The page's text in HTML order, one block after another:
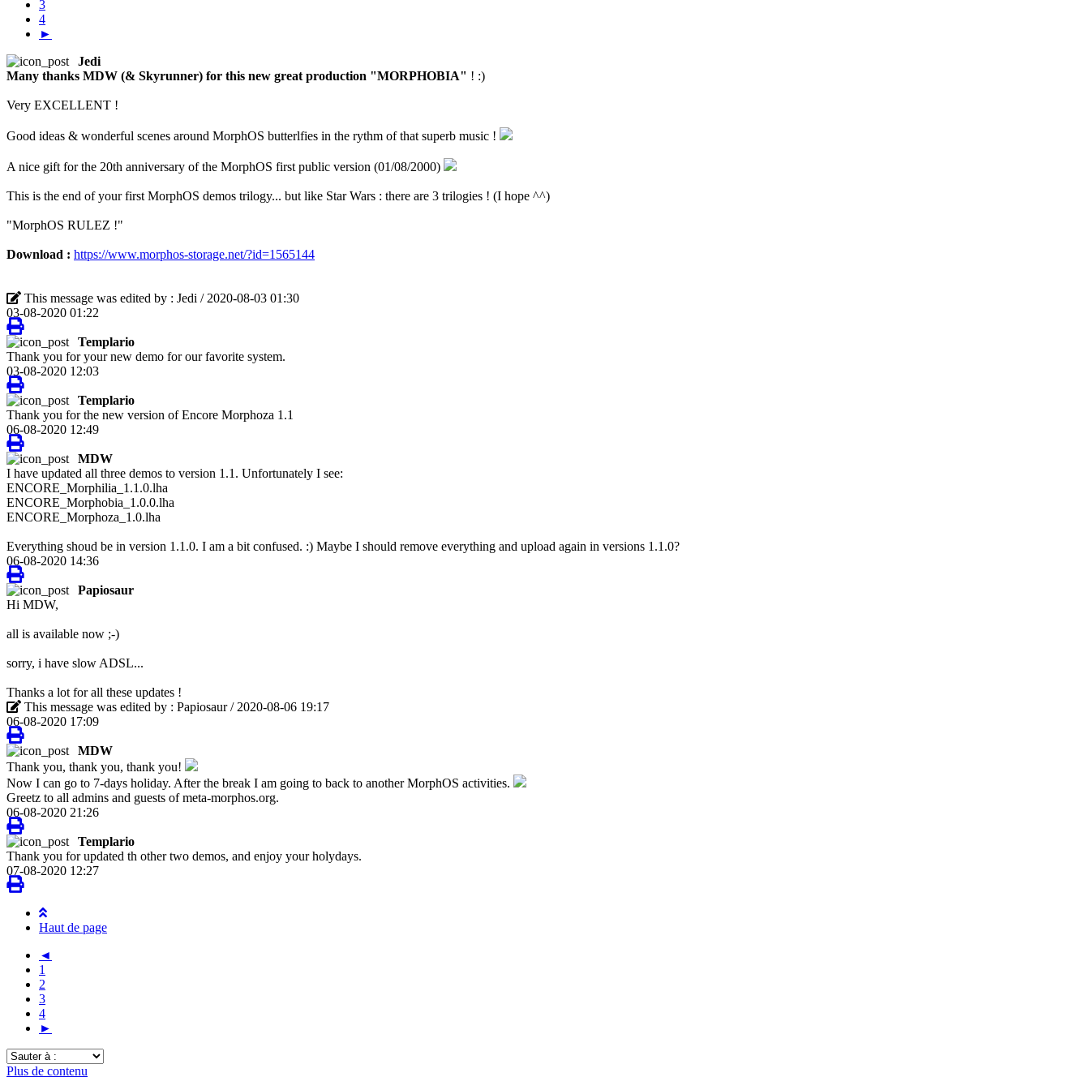
3
4
►
Jedi
Many thanks MDW (& Skyrunner) for this new great production "MORPHOBIA" ! :)
Very EXCELLENT !
Good ideas & wonderful scenes around MorphOS butterlfies in the rythm of that superb music !
A nice gift for the 20th anniversary of the MorphOS first public version (01/08/2000)
This is the end of your first MorphOS demos trilogy... but like Star Wars : there are 3 trilogies ! (I hope ^^)
"MorphOS RULEZ !"
Download : https://www.morphos-storage.net/?id=1565144
This message was edited by : Jedi / 2020-08-03 01:30
03-08-2020 01:22
Templario
Thank you for your new demo for our favorite system.
03-08-2020 12:03
Templario
Thank you for the new version of Encore Morphoza 1.1
06-08-2020 12:49
MDW
I have updated all three demos to version 1.1. Unfortunately I see:
ENCORE_Morphilia_1.1.0.lha
ENCORE_Morphobia_1.0.0.lha
ENCORE_Morphoza_1.0.lha
Everything shoud be in version 1.1.0. I am a bit confused. :) Maybe I should remove everything and upload again in versions 1.1.0?
06-08-2020 14:36
Papiosaur
Hi MDW,
all is available now ;-)
sorry, i have slow ADSL...
Thanks a lot for all these updates !
This message was edited by : Papiosaur / 2020-08-06 19:17
06-08-2020 17:09
MDW
Thank you, thank you, thank you!
Now I can go to 7-days holiday. After the break I am going to back to another MorphOS activities.
Greetz to all admins and guests of meta-morphos.org.
06-08-2020 21:26
Templario
Thank you for updated th other two demos, and enjoy your holydays.
07-08-2020 12:27
Haut de page
◄
1
2
3
4
►
Sauter
à
Plus de contenu